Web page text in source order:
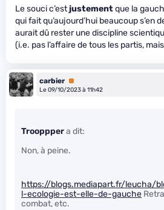
Le souci c’estjustementque la
qui fait qu’aujourd’hui beaucoup s’en
aurait dû rester une discipline
(i.e. pas l’affaire de tous les partis,
carbier Premium
Le 09/10/2023 à 11h42
Troopppera dit:
Non, à peine.
https://blogs.mediapart.fr/leucha/
l-ecologie-est-elle-de-gauche
combat, etc.